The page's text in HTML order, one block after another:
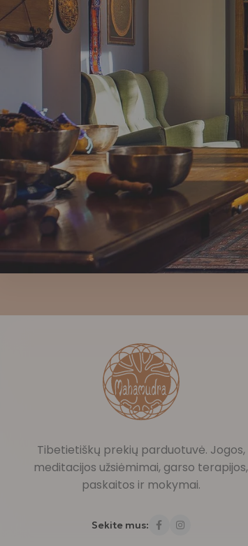
Tibetietiškų prekių parduotuvė. Jogos,
meditacijos užsiėmimai, garso terapijos,
paskaitos ir mokymai.
Sekite mus: